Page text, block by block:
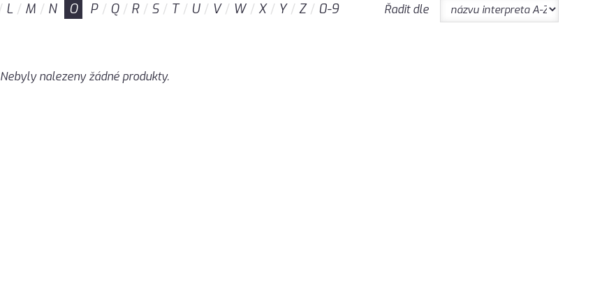
L M N O P Q R S T U V W X Y Z 0-9 Řadit dle
Nebyly nalezeny žádné produkty.